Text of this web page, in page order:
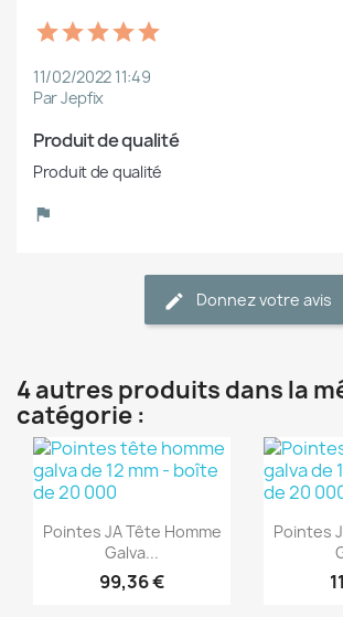
11/02/2022 11:49
Par Jepfix
Produit de qualité
Produit de qualité
Donnez votre avis
4 autres produits dans la
catégorie :
Aperçu rapide
Pointes JA Tête Homme
Galva...
99,36 €

Pointes